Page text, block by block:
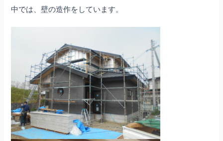
中では、壁の造作をしています。